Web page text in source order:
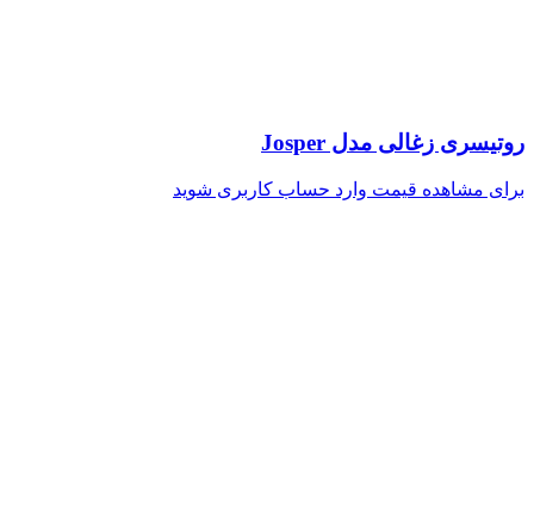
روتیسری زغالی مدل Josper
برای مشاهده قیمت وارد حساب کاربری شوید